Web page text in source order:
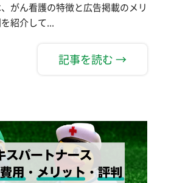
がん看護の特徴と広告掲載のメリ
紹介して...
記事を読む →